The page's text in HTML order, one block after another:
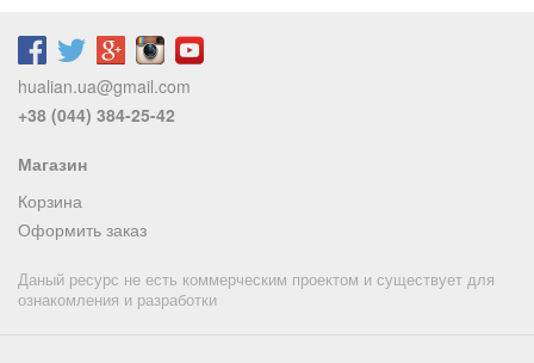
hualian.ua@gmail.com
+38 (044) 384-25-42
Магазин
Корзина
Оформить заказ
Даный ресурс не есть коммерческим проектом и существует для
ознакомления и разработки